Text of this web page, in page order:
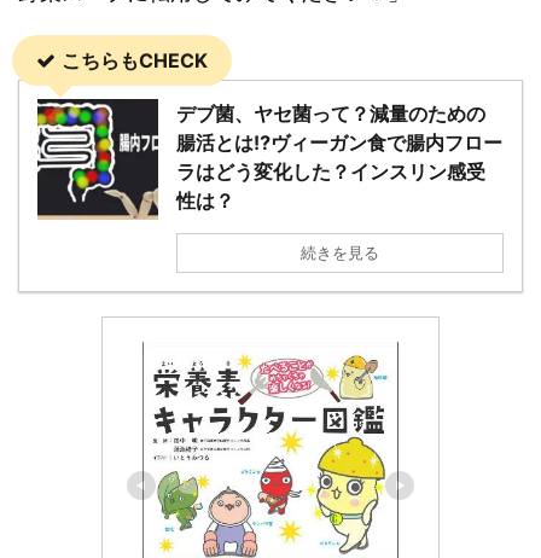
こちらもCHECK
デブ菌、ヤセ菌って？減量のための
腸活とは⁉ヴィーガン食で腸内フロー
ラはどう変化した？インスリン感受
性は？
続きを見る